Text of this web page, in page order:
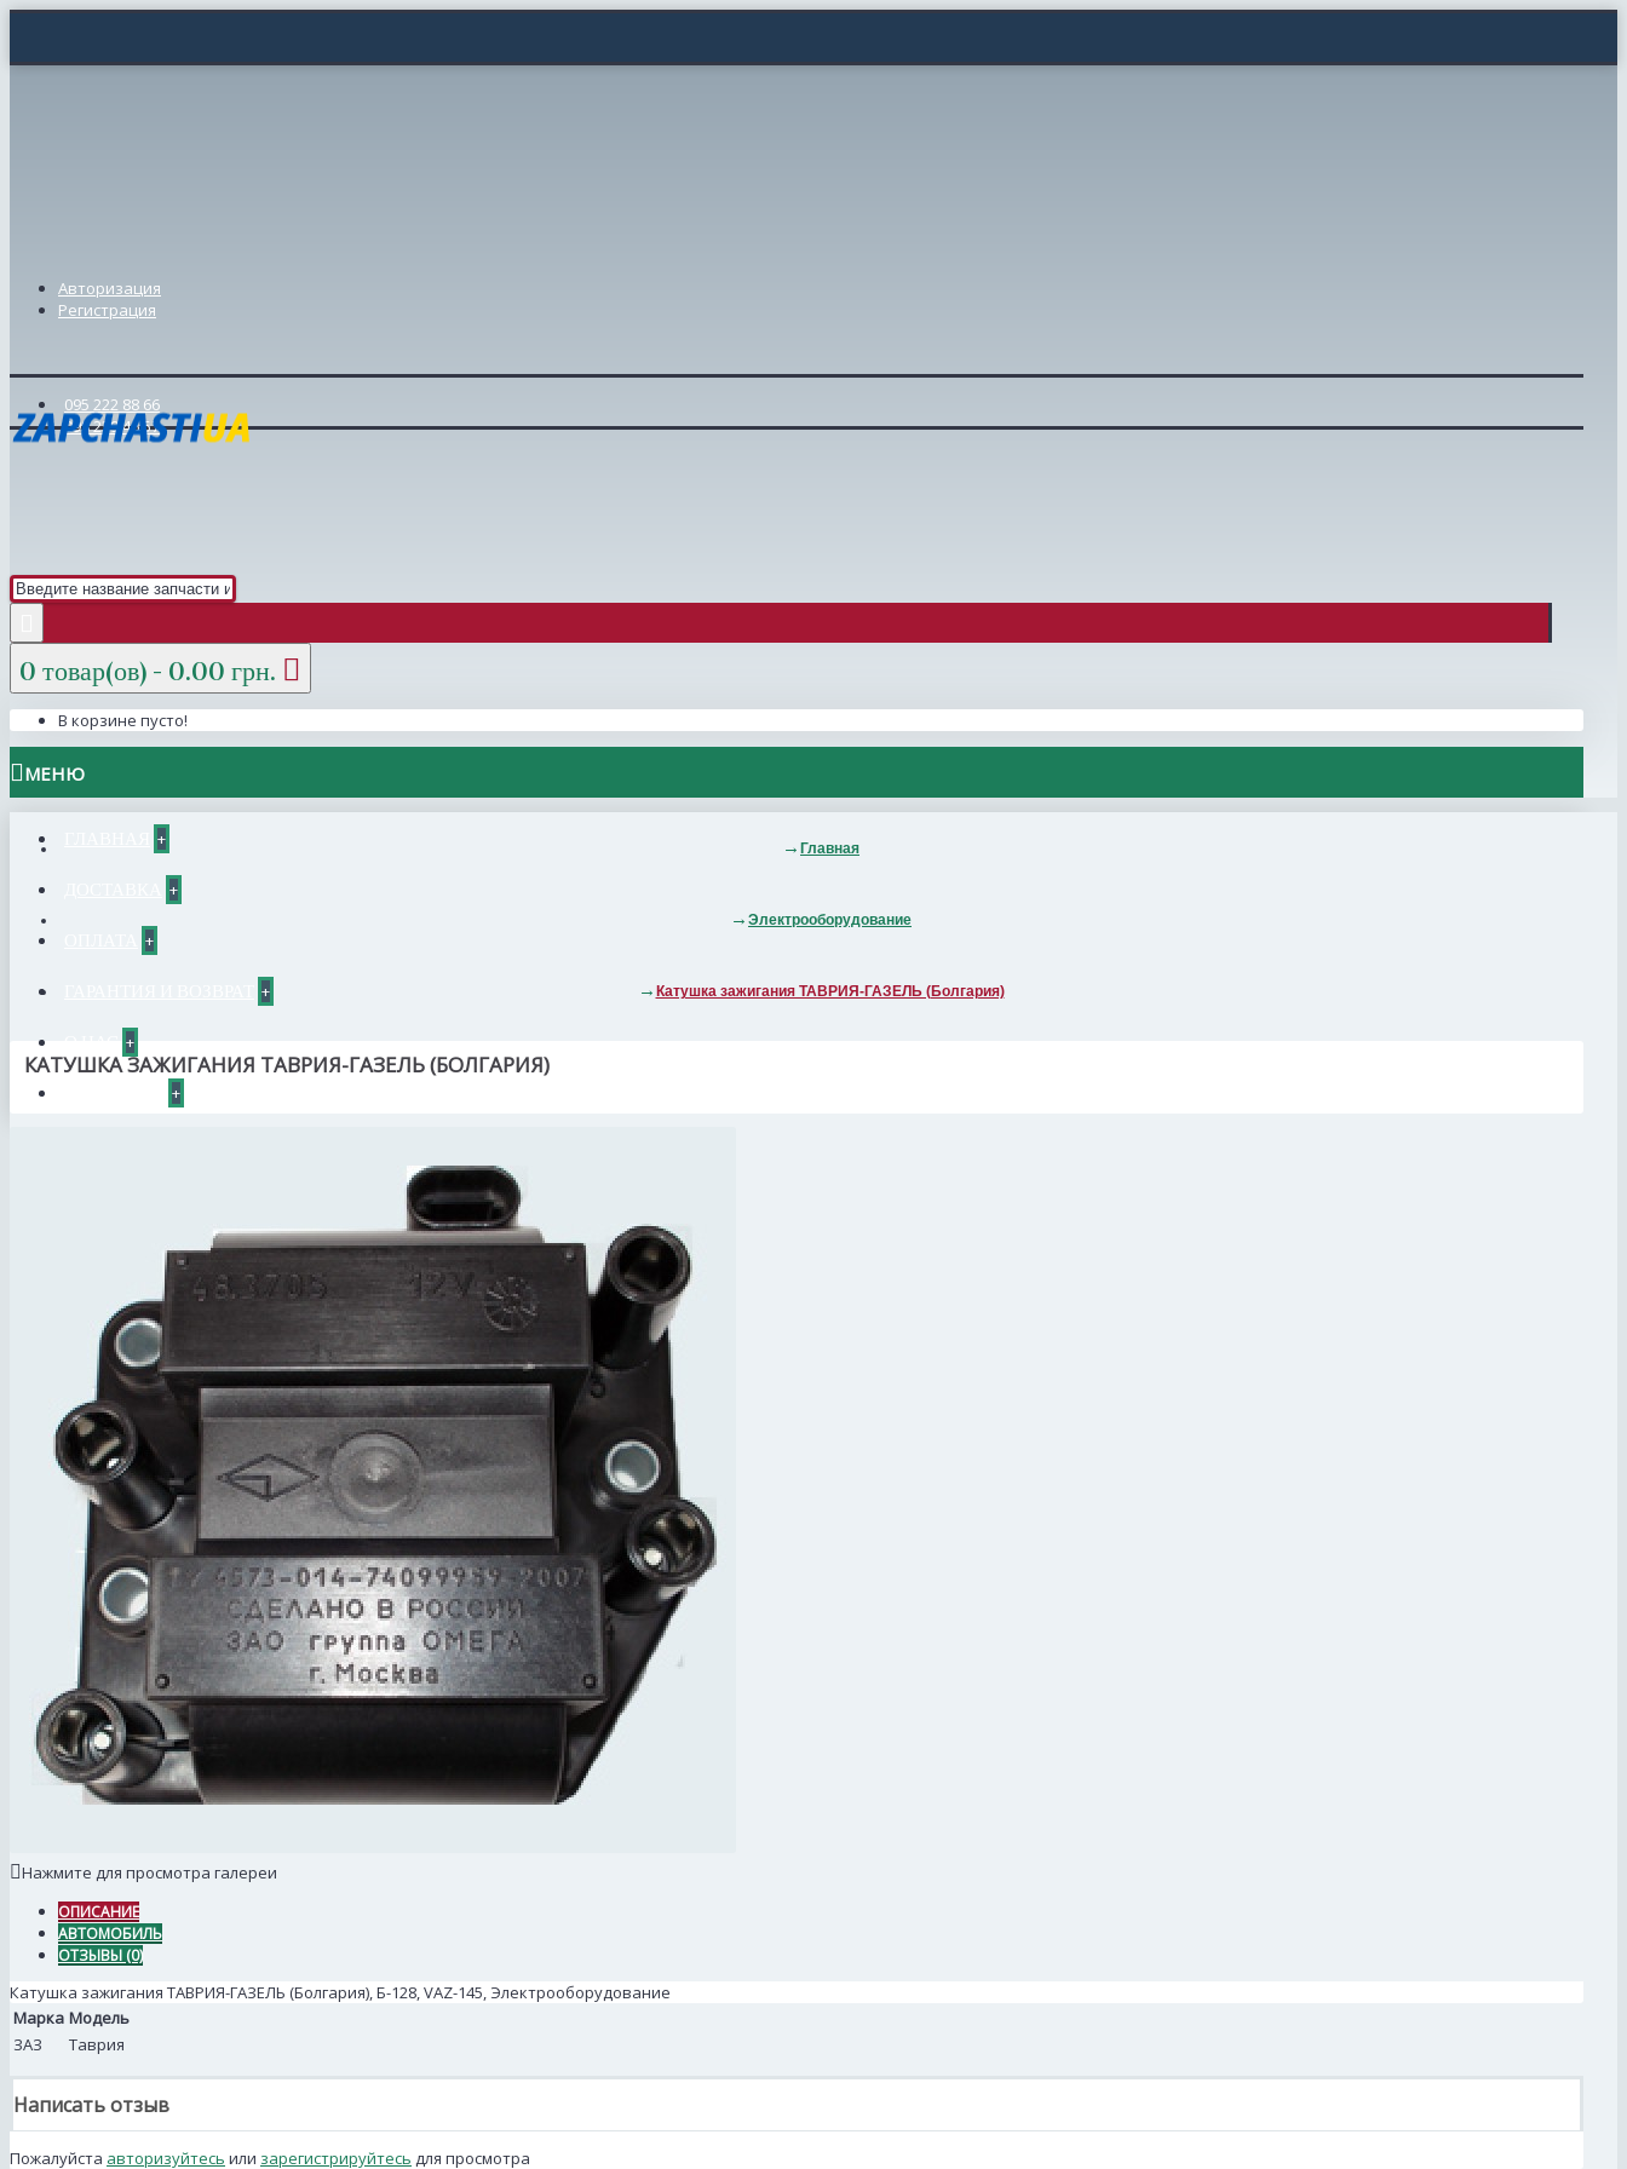
Авторизация
Регистрация
095 222 88 66
098 239 46 57
0 товар(ов) - 0.00 грн.
В корзине пусто!
МЕНЮ
+
+
+
+
+
+
Главная
Электрооборудование
Катушка зажигания ТАВРИЯ-ГАЗЕЛЬ (Болгария)
КАТУШКА ЗАЖИГАНИЯ ТАВРИЯ-ГАЗЕЛЬ (БОЛГАРИЯ)
Нажмите для просмотра галереи
ОПИСАНИЕ
АВТОМОБИЛЬ
ОТЗЫВЫ (0)
Катушка зажигания ТАВРИЯ-ГАЗЕЛЬ (Болгария), Б-128, VAZ-145, Электрооборудование
Марка Модель
ЗАЗ
Таврия
Написать отзыв
Пожалуйста авторизуйтесь или зарегистрируйтесь для просмотра